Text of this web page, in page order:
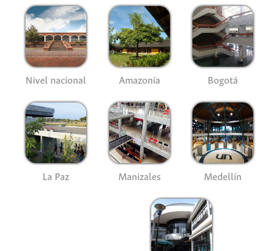
Nivel nacional Amazonía Bogotá
La Paz Manizales Medellín